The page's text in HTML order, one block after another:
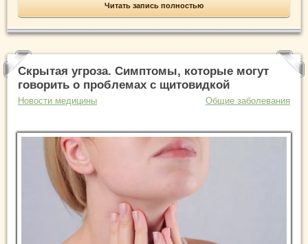
Читать запись полностью
Скрытая угроза. Симптомы, которые могут
говорить о проблемах с щитовидкой
Новости медицины Общие заболевания